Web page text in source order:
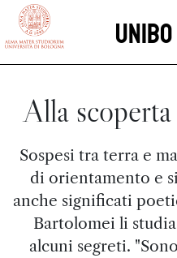
vai al contenuto della pagina
Unibo
Alla
Sospesi tra terra e
di orientamento e
anche significati
Bartolomei li
alcuni segreti.